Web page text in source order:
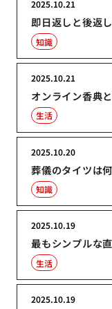
即日返しと後返
2025.10.21
知識
オンライン香典
2025.10.21
生活
葬儀のタイツは
2025.10.20
知識
最もシンプルな
2025.10.19
生活
2025.10.19